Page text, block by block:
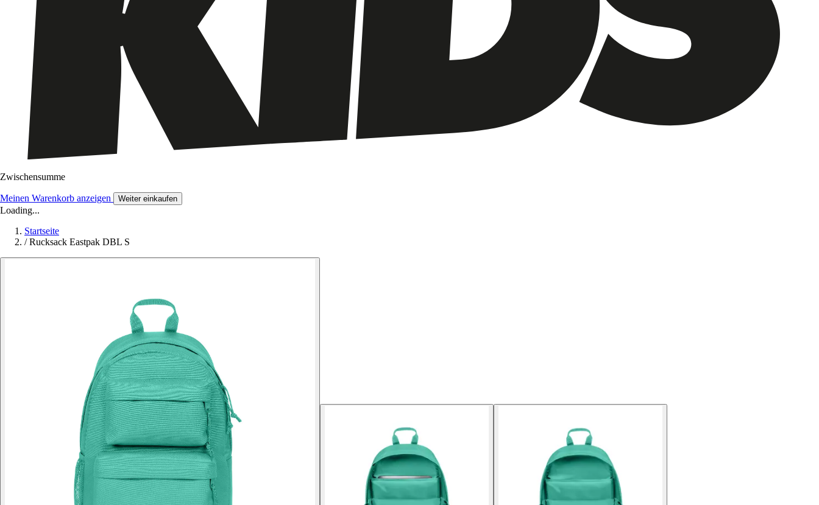
Zwischensumme
Meinen Warenkorb anzeigen Weiter einkaufen
Loading...
Startseite
/ Rucksack Eastpak DBL S